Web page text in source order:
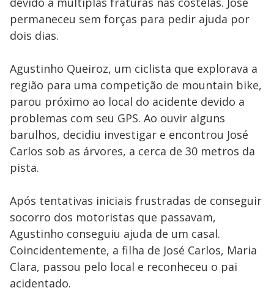
permaneceu sem forças para pedir ajuda por
dois dias.
Agustinho Queiroz, um ciclista que explorava a
região para uma competição de mountain bike,
parou próximo ao local do acidente devido a
problemas com seu GPS. Ao ouvir alguns
barulhos, decidiu investigar e encontrou José
Carlos sob as árvores, a cerca de 30 metros da
pista.
Após tentativas iniciais frustradas de conseguir
socorro dos motoristas que passavam,
Agustinho conseguiu ajuda de um casal.
Coincidentemente, a filha de José Carlos, Maria
Clara, passou pelo local e reconheceu o pai
acidentado.